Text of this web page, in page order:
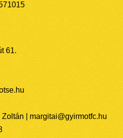
61.
| margitai@gyirmotfc.hu